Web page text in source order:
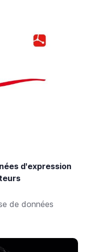
d'expression
de données